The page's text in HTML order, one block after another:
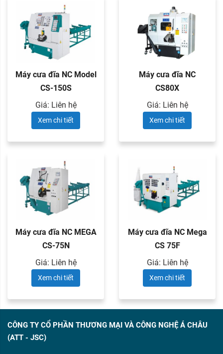
Máy cưa đĩa NC Model
CS-150S
Giá: Liên hệ
Xem chi tiết
Máy cưa đĩa NC
CS80X
Giá: Liên hệ
Xem chi tiết
Máy cưa đĩa NC MEGA
CS-75N
Giá: Liên hệ
Xem chi tiết
Máy cưa đĩa NC Mega
CS 75F
Giá: Liên hệ
Xem chi tiết
CÔNG TY CỔ PHẦN THƯƠNG MẠI VÀ CÔNG NGHỆ Á CHÂU
(ATT - JSC)